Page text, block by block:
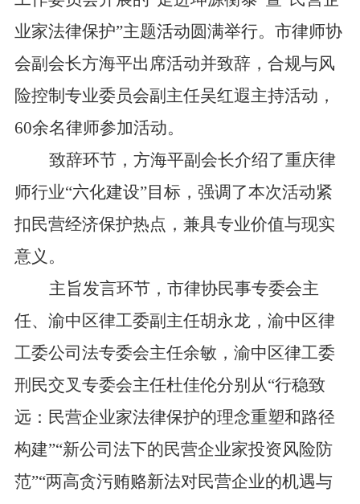
业家法律保护”主题活动圆满举行。 市律师协
会副会长方海平出席活动并致辞， 合规与风
险控制 专业委员会副主任吴红遐主持活动 ，
60余名律师参加活动。
致辞环节， 方海平副会长介绍了重庆律
师行业“六化建设”目标，强调了本次活动紧
扣民营经济保护热点，兼具专业价值与现实
意义。
主旨发言环节 ，市律协民事专委会主
任、渝中区律工委副主任胡永龙，渝中区律
工委公司法专委会主任余敏，渝中区律工委
刑民交叉专委会主任杜佳伦分别 从“行稳致
远：民营企业家法律保护的理念重塑和路径
构建”“新公司法下的民营企业家投资风险防
范”“两高贪污贿赂新法对民营企业的机遇与